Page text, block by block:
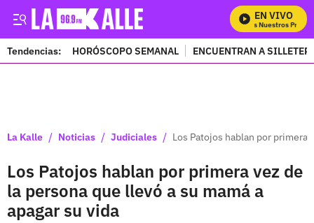
EN VIVO
Mira Todos Nuestros
Tendencias: HORÓSCOPO SEMANAL ENCUENTRAN A
La Kalle / Noticias / Judiciales / Los Patojos hablan por primera
Los Patojos hablan por primera vez de
la persona que llevó a su mamá a
apagar su vida